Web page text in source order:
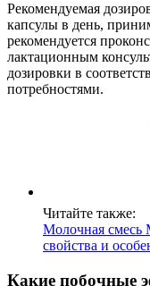
Рекомендуемая
капсулы в день,
рекомендуется
лактационным
дозировки в
потребностями.
Читайте также:
Молочная смесь
свойства и
Какие побочные